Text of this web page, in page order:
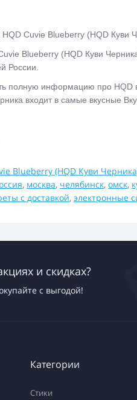
Cuvie Blueberry (HQD Куви
Blueberry (HQD Куви
России.
полную информацию про HQD
входит в самые вкусные
Blueberry (HQD Куви
, москва, челябинск, омск,
с доставкой, электронные
и скидках?
с выгодой!
Категории
Стики